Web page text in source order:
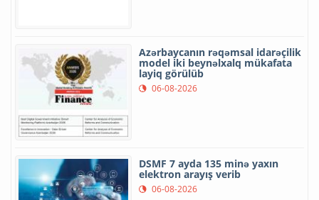
Azərbaycanın rəqəmsal idarəçilik
model iki beynəlxalq mükafata
layiq görülüb
06-08-2026
DSMF 7 ayda 135 minə yaxın
elektron arayış verib
06-08-2026